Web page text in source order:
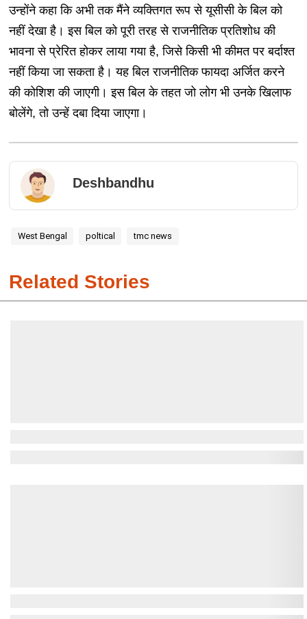
उन्होंने कहा कि अभी तक मैंने व्यक्तिगत रूप से यूसीसी के बिल को
नहीं देखा है। इस बिल को पूरी तरह से राजनीतिक प्रतिशोध की
भावना से प्रेरित होकर लाया गया है, जिसे किसी भी कीमत पर बर्दाश्त
नहीं किया जा सकता है। यह बिल राजनीतिक फायदा अर्जित करने
की कोशिश की जाएगी। इस बिल के तहत जो लोग भी उनके खिलाफ
बोलेंगे, तो उन्हें दबा दिया जाएगा।
Deshbandhu
West Bengal poltical tmc news
Related Stories